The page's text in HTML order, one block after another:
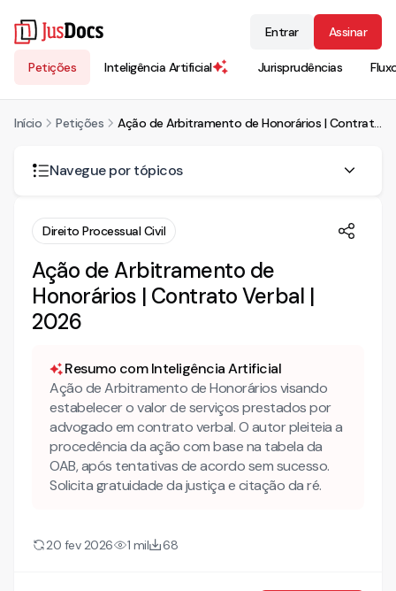
Petições Inteligência Artificial Jurisprudências
Entrar Assinar
Início Petições Ação de Arbitramento de Honorários | Contrato Verbal | 2026
Navegue por tópicos
Existe contrato verbal de honorários advocatícios?
Como fazer um contrato de honorários?
Mais modelos de ação de arbitramento de honorários
Conheça também nossa INTELIGÊNCIA ARTIFICIAL!
Direito Processual Civil
Ação de Arbitramento de
Honorários | Contrato Verbal |
2026
Resumo com Inteligência Artificial
Ação de Arbitramento de Honorários visando
estabelecer o valor de serviços prestados por
advogado em contrato verbal. O autor pleiteia a
procedência da ação com base na tabela da
OAB, após tentativas de acordo sem sucesso.
Solicita gratuidade da justiça e citação da ré.
20 fev 2026 1 mil 68